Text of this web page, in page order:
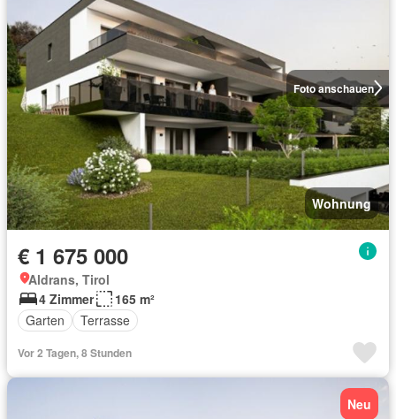
Foto anschauen
Wohnung
€ 1 675 000
Aldrans, Tirol
4 Zimmer
165 m²
Garten
Terrasse
Vor 2 Tagen, 8 Stunden
Neu